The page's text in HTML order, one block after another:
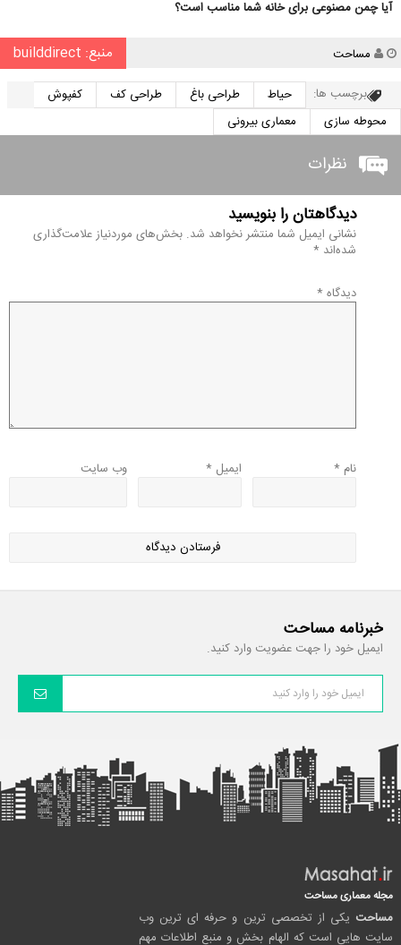
آیا چمن مصنوعی برای خانه شما مناسب است؟
نویسنده
مساحت منبع: builddirect
برچسب ها: حیاط طراحی باغ طراحی کف
کفپوش
محوطه سازی
معماری بیرونی
نظرات
دیدگاهتان را بنویسید
نشانی ایمیل شما منتشر نخواهد شد. بخش‌های موردنیاز علامت‌گذاری
شده‌اند *
دیدگاه *
نام * ایمیل * وب‌ سایت
خبرنامه مساحت
ایمیل خود را جهت عضویت وارد کنید.
مجله معماری مساحت
مساحت یکی از تخصصی ترین و حرفه ای ترین وب
سایت هایی است که الهام بخش و منبع اطلاعات مهم